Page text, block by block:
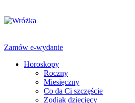
Zamów e-wydanie
Horoskopy
Roczny
Miesięczny
Co da Ci szczęście
Zodiak dziecięcy